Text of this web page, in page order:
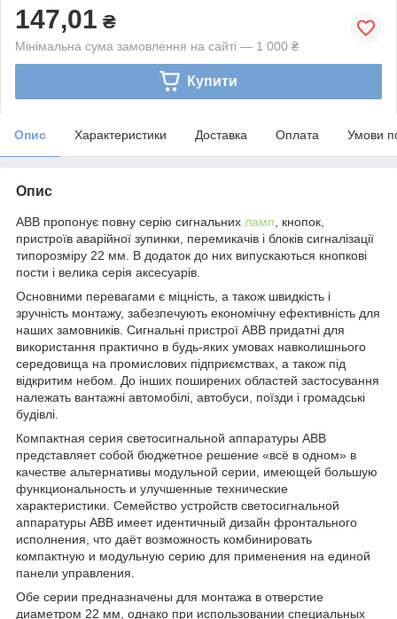
147,01 ₴
Мінімальна сума замовлення на сайті — 1 000 ₴
Купити
Опис Характеристики Доставка Оплата Умови
Опис
ABB пропонує повну серію сигнальних ламп , кнопок,
пристроїв аварійної зупинки, перемикачів і блоків сигналізації
типорозміру 22 мм. В додаток до них випускаються кнопкові
пости і велика серія аксесуарів.
Основними перевагами є міцність, а також швидкість і
зручність монтажу, забезпечують економічну ефективність для
наших замовників. Сигнальні пристрої ABB придатні для
використання практично в будь-яких умовах навколишнього
середовища на промислових підприємствах, а також під
відкритим небом. До інших поширених областей застосування
належать вантажні автомобілі, автобуси, поїзди і громадські
будівлі.
Компактная серия светосигнальной аппаратуры ABB
представляет собой бюджетное решение «всё в одном» в
качестве альтернативы модульной серии, имеющей большую
функциональность и улучшенные технические
характеристики. Семейство устройств светосигнальной
аппаратуры ABB имеет идентичный дизайн фронтального
исполнения, что даёт возможность комбинировать
компактную и модульную серию для применения на единой
панели управления.
Обе серии предназначены для монтажа в отверстие
диаметром 22 мм, однако при использовании специальных